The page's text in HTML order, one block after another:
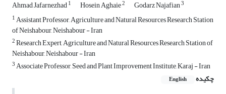
Ahmad Jafarnezhad1 Hosein Aghaie2 Godarz Najafian3
1Assistant Professor, Agriculture and Natural Resources Research Station
of Neishabour, Neishabour - Iran
2Research Expert, Agriculture and Natural Resources Research Station of
Neishabour, Neishabour - Iran
3Associate Professor, Seed and Plant Improvement Institute, Karaj - Iran
چکیده
English